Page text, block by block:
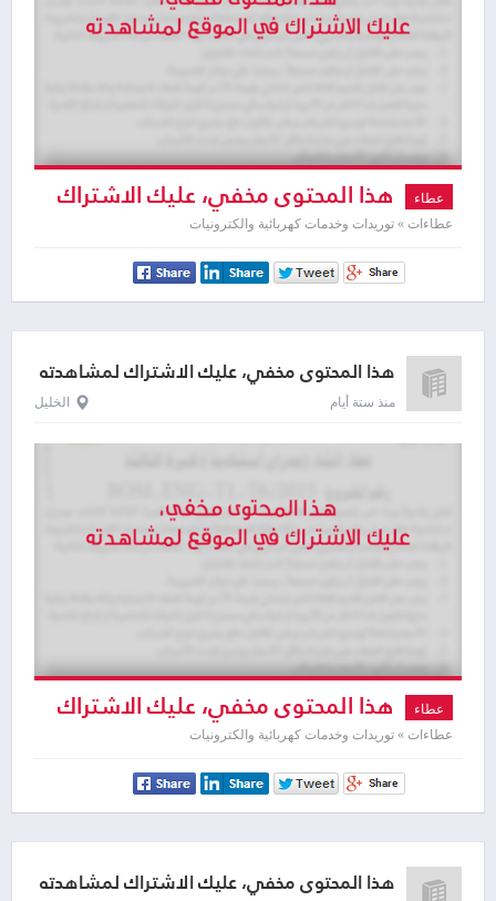
عطاء هذا المحتوى مخفي، عليك الاشتراك
لمشاهدته
عطاءات » توريدات وخدمات كهربائية والكترونيات
هذا المحتوى مخفي، عليك الاشتراك لمشاهدته
منذ ستة أيام الخليل
عطاء هذا المحتوى مخفي، عليك الاشتراك
لمشاهدته
عطاءات » توريدات وخدمات كهربائية والكترونيات
هذا المحتوى مخفي، عليك الاشتراك لمشاهدته